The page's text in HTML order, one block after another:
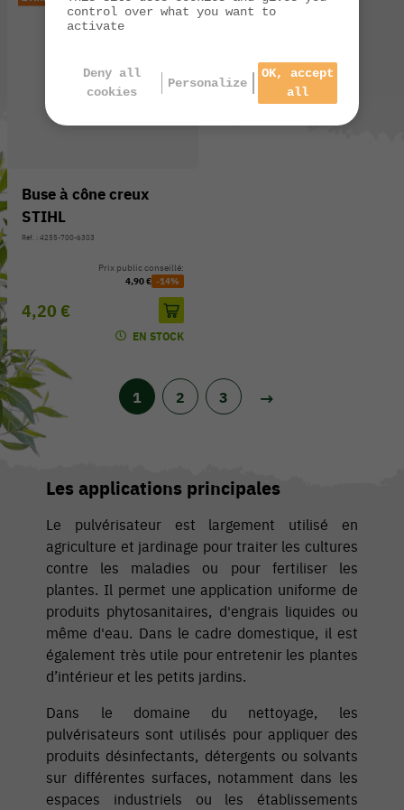
Buse à cône creux
STIHL
Réf. : 4255-700-6303
4,20 €
Prix public conseillé:
4,90 € -14%
EN STOCK
1 2 3
Les applications principales
Le pulvérisateur est largement utilisé en
agriculture et jardinage pour traiter les cultures
contre les maladies ou pour fertiliser les
plantes. Il permet une application uniforme de
produits phytosanitaires, d'engrais liquides ou
même d'eau. Dans le cadre domestique, il est
également très utile pour entretenir les plantes
d’intérieur et les petits jardins.
Dans le domaine du nettoyage, les
pulvérisateurs sont utilisés pour appliquer des
produits désinfectants, détergents ou solvants
sur différentes surfaces, notamment dans les
espaces industriels ou les établissements
control over what you want to
activate
Deny all
cookies
Personalize
OK, accept
all